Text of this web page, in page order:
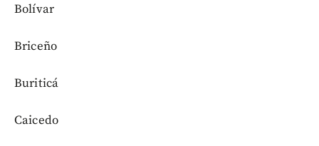
Bolívar
Briceño
Buriticá
Caicedo